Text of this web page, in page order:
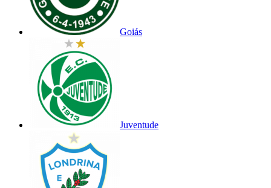
Goiás
Juventude